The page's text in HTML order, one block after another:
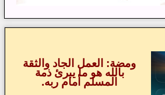
ومضة: العمل الجاد والثقة
بالله هو ما يبرئ ذمة
المسلم أمام ربه.